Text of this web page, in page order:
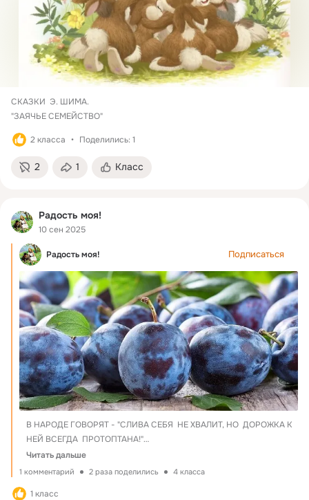
СКАЗКИ  Э. ШИМА.
"ЗАЯЧЬЕ СЕМЕЙСТВО"
2 класса Поделились: 1
2 1 Класс
Радость моя!
10 сен 2025
Радость моя! Подписаться
В НАРОДЕ ГОВОРЯТ - "СЛИВА СЕБЯ  НЕ ХВАЛИТ, НО  ДОРОЖКА К
НЕЙ ВСЕГДА  ПРОТОПТАНА!"
ОКАЗЫВАЕТСЯ СЛИВА ЧРЕЗВЫЧАЙНО ПОЛЕЗНА!
~~~~ ЛЕЧЕБНОЕ ПРИМЕНЕНИЕ СЛИВЫ ~~~~.  Все интересное в
Читать дальше
1 комментарий 2 раза поделились 4 класса
1 класс